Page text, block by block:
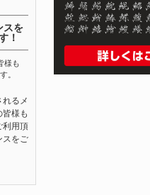
スを
！
様も
。
るメ
様も
利用頂
スをご